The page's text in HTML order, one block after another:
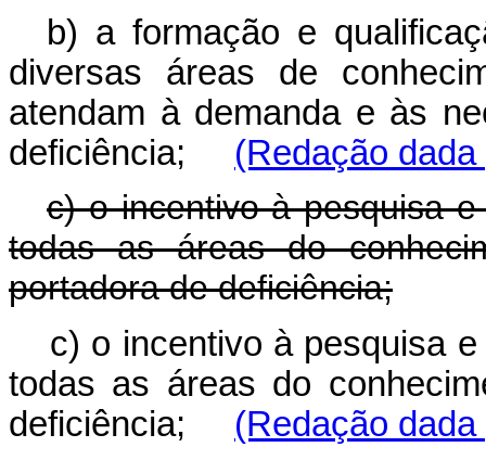
b) a formação e
diversas áreas de
atendam à demanda e às
deficiência; (Redação
c) o incentivo à pesquisa
todas as áreas do
portadora de deficiência;
c) o incentivo à pesquisa
todas as áreas do
deficiência; (Redação